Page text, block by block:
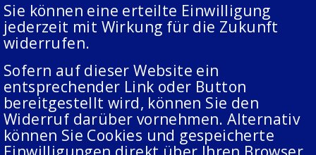
Sie können eine erteilte Einwilligung
jederzeit mit Wirkung für die Zukunft
widerrufen.
Sofern auf dieser Website ein
entsprechender Link oder Button
bereitgestellt wird, können Sie den
Widerruf darüber vornehmen. Alternativ
können Sie Cookies und gespeicherte